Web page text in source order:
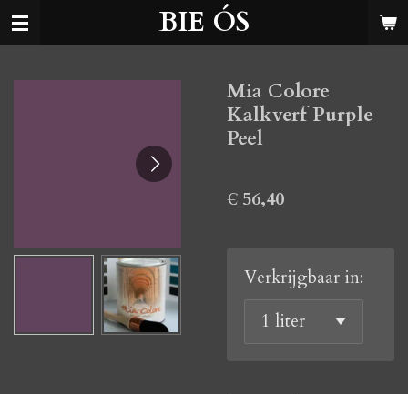
Ga
direct
BIE ÓS
Mia Colore
Kalkverf Purple
Peel
€ 56,40
Verkrijgbaar in: